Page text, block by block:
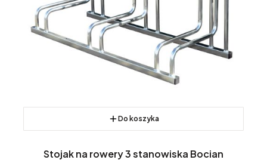
Do koszyka
Stojak na rowery 3 stanowiska Bocian